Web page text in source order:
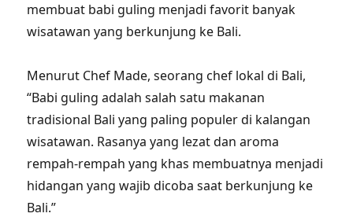
membuat babi guling menjadi favorit banyak
wisatawan yang berkunjung ke Bali.
Menurut Chef Made, seorang chef lokal di Bali,
“Babi guling adalah salah satu makanan
tradisional Bali yang paling populer di kalangan
wisatawan. Rasanya yang lezat dan aroma
rempah-rempah yang khas membuatnya menjadi
hidangan yang wajib dicoba saat berkunjung ke
Bali.”